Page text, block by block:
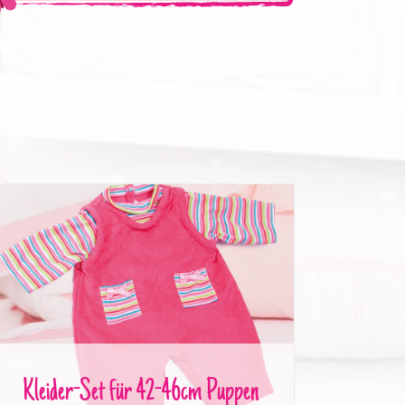
Kleider-Set für 42-46cm Puppen
Kleider-Set für 42-46cm Puppen